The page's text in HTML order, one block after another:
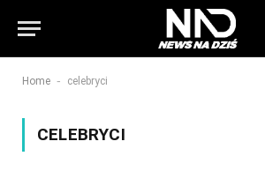
Home - celebryci
CELEBRYCI